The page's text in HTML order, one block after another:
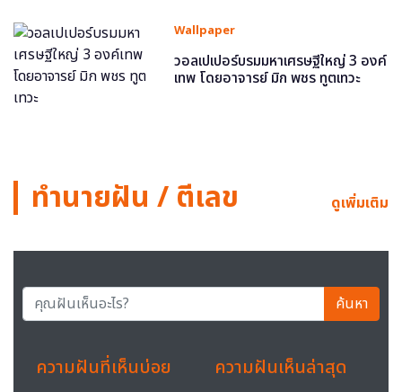
Wallpaper
วอลเปเปอร์บรมมหาเศรษฐีใหญ่ 3 องค์
เทพ โดยอาจารย์ มิก พชร ทูตเทวะ
ทำนายฝัน / ตีเลข ดูเพิ่มเติม
ค้นหา
ความฝันที่เห็นบ่อย ความฝันเห็นล่าสุด